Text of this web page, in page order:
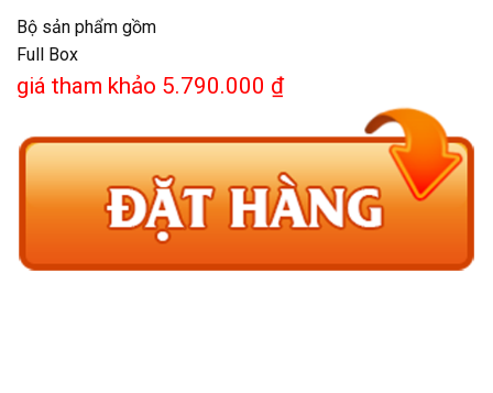
Bộ sản phẩm gồm
Full Box
giá tham khảo 5.790.000 ₫